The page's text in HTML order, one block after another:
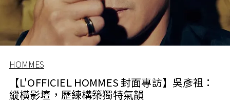
HOMMES
【L'OFFICIEL HOMMES 封面專訪】吳彥祖：
縱橫影壇，歷練構築獨特氣韻